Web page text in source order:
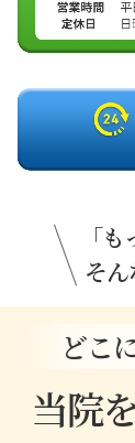
「
そ
どこ
当院